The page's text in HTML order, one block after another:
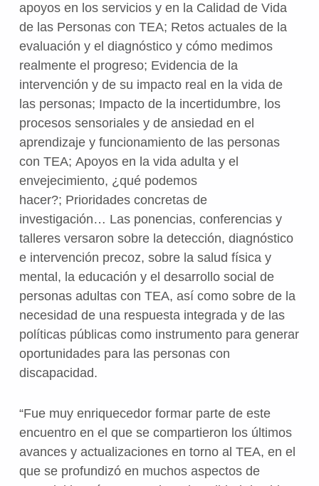
apoyos en los servicios y en la Calidad de Vida
de las Personas con TEA; Retos actuales de la
evaluación y el diagnóstico y cómo medimos
realmente el progreso; Evidencia de la
intervención y de su impacto real en la vida de
las personas; Impacto de la incertidumbre, los
procesos sensoriales y de ansiedad en el
aprendizaje y funcionamiento de las personas
con TEA; Apoyos en la vida adulta y el
envejecimiento, ¿qué podemos
hacer?; Prioridades concretas de
investigación… Las ponencias, conferencias y
talleres versaron sobre la detección, diagnóstico
e intervención precoz, sobre la salud física y
mental, la educación y el desarrollo social de
personas adultas con TEA, así como sobre de la
necesidad de una respuesta integrada y de las
políticas públicas como instrumento para generar
oportunidades para las personas con
discapacidad.
“Fue muy enriquecedor formar parte de este
encuentro en el que se compartieron los últimos
avances y actualizaciones en torno al TEA, en el
que se profundizó en muchos aspectos de